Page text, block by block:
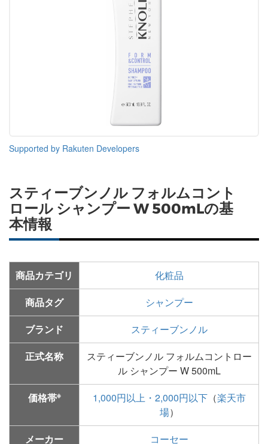
Supported by Rakuten Developers
スティーブンノル フォルムコント
ロール シャンプー W 500mLの基
本情報
商品カテゴリ
化粧品
商品タグ
シャンプー
ブランド
スティーブンノル
正式名称
スティーブンノル フォルムコントロー
ル シャンプー W 500mL
価格帯※ 1,000円以上・2,000円以下（楽天市
場）
メーカー
コーセー